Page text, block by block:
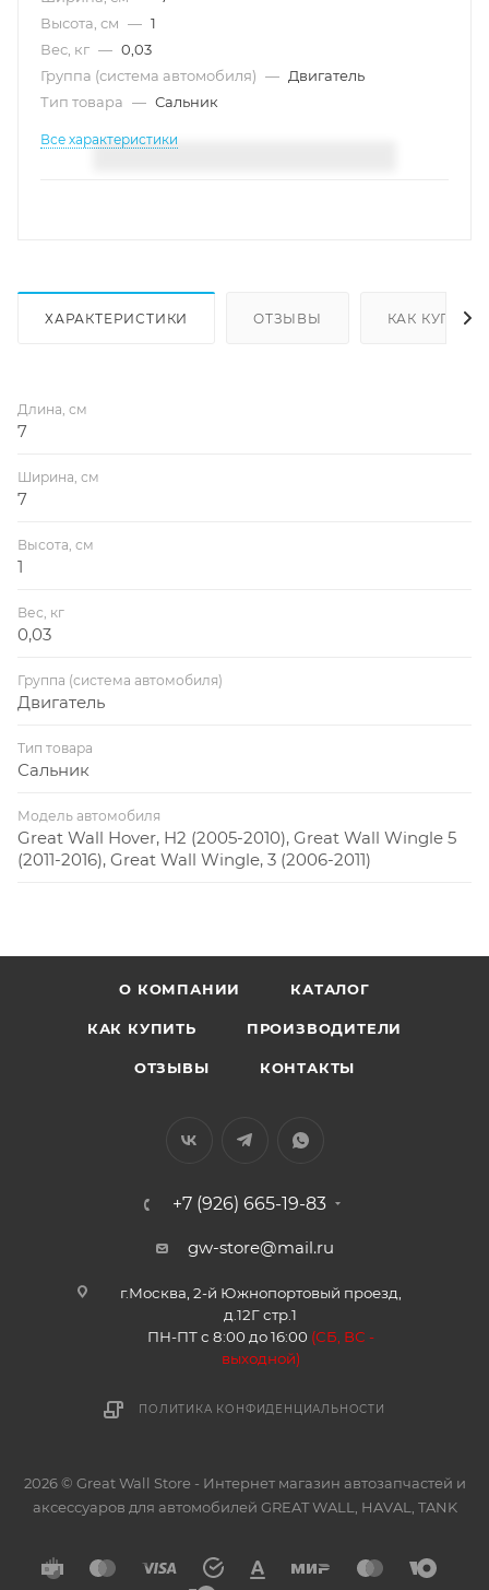
Высота, см — 1
Вес, кг — 0,03
Группа (система автомобиля) — Двигатель
Тип товара — Сальник
Все характеристики
ХАРАКТЕРИСТИКИ ОТЗЫВЫ КАК КУПИТЬ
Длина, см
7
Ширина, см
7
Высота, см
1
Вес, кг
0,03
Группа (система автомобиля)
Двигатель
Тип товара
Сальник
Модель автомобиля
Great Wall Hover, H2 (2005-2010), Great Wall Wingle 5
(2011-2016), Great Wall Wingle, 3 (2006-2011)
О КОМПАНИИ КАТАЛОГ
КАК КУПИТЬ ПРОИЗВОДИТЕЛИ
ОТЗЫВЫ КОНТАКТЫ
+7 (926) 665-19-83
gw-store@mail.ru
г.Москва, 2-й Южнопортовый проезд,
д.12Г стр.1
ПН-ПТ с 8:00 до 16:00 (СБ, ВС -
выходной)
ПОЛИТИКА КОНФИДЕНЦИАЛЬНОСТИ
2026 © Great Wall Store - Интернет магазин автозапчастей и
аксессуаров для автомобилей GREAT WALL, HAVAL, TANK